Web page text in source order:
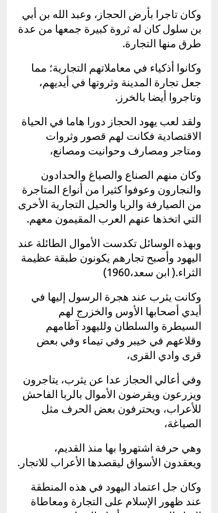
وكان تاجرا بأرض الحجاز، وعبد الله بن أبي
بن سلول كان له ثروة كبيرة جمعها من عدة
طرق منها التجارة.
وكانوا أذكياء في معاملاتهم التجارية؛ مما
جعل تجارة المدينة وثروتها في أيديهم،
وتاجروا أيضا بالخرز.
ولقد لعب يهود الحجاز دورا هاما في الحياة
الاقتصادية فكانت لهم قصور وثروات
ومتاجر ومصارف وحوانيت ومصانع،
وكان منهم الصناع والصياغ والحدادون
والنجارون وعوفوا كثيرا من أنواع المتاجرة
من الصيارفة والربا والحيل التجارية الأخرى
التي اتخذها عنهم العرب المقيمون معهم.
وبهذه الوسائل تكدست الأموال الطائلة عند
اليهود وأصبح تجارهم يكونون طبقة عظيمة
الثراء.( ابن سعد،1960)
وكانت يثرب عند هجرة الرسول إليها في
أيدي أصحابها الأوس والخزرج لهم
السيطرة والسلطان ولليهود آطامهم
وقلاعهم في خيبر وفي تيماء وفي بعض
قرى وادي القرى،
وفي أعالي الحجاز عدا عن يثرب، يتاجرون
ويزرعون ويقرضون الأموال بالربا الفاحش
للأعراب، ويحترفون بعض الحرف مثل
الصياغة،
وهي حرفة اشتهروا بها منذ القديم،
ويعقدون الأسواق ليقصدها الأعراب للاتجار.
وكان جل اعتماد اليهود في هذه المنطقة
عند ظهور الإسلام على التجارة ومعاطاة